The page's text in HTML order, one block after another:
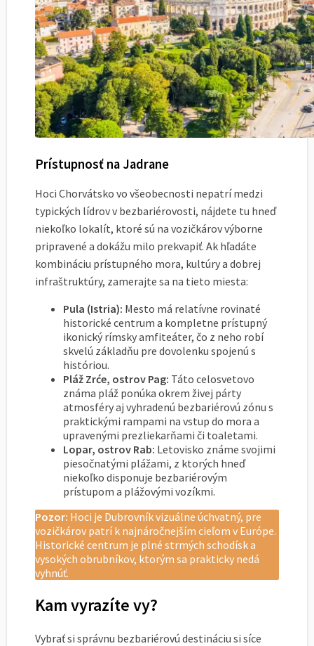
Prístupnosť na Jadrane
Hoci Chorvátsko vo všeobecnosti nepatrí medzi
typických lídrov v bezbariérovosti, nájdete tu hneď
niekoľko lokalít, ktoré sú na vozičkárov výborne
pripravené a dokážu milo prekvapiť. Ak hľadáte
kombináciu prístupného mora, kultúry a dobrej
infraštruktúry, zamerajte sa na tieto miesta:
Pula (Istria): Mesto má relatívne rovinaté
historické centrum a kompletne prístupný
ikonický rímsky amfiteáter, čo z neho robí
skvelú základňu pre dovolenku spojenú s
históriou.
Pláž Zrće, ostrov Pag: Táto celosvetovo
známa pláž ponúka okrem živej párty
atmosféry aj vyhradenú bezbariérovú zónu s
praktickými rampami na vstup do mora a
upravenými prezliekarňami či toaletami.
Lopar, ostrov Rab: Letovisko známe svojimi
piesočnatými plážami, z ktorých hneď
niekoľko disponuje bezbariérovým
prístupom a plážovými vozíkmi.
Pozor: Hoci je Dubrovník vizuálne úchvatný, pre
vozičkárov patrí k najnáročnejším cieľom v Európe.
Historické centrum je plné strmých schodísk a
vysokých obrubníkov, ktorým sa prakticky nedá
vyhnúť.
Kam vyrazíte vy?
Vybrať si správnu bezbariérovú destináciu si síce